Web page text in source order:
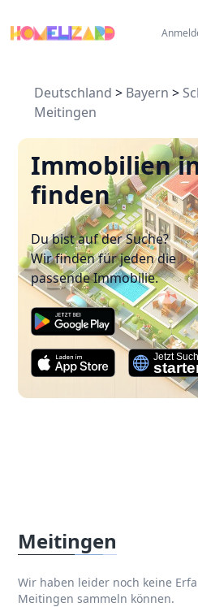
Deutschland > Bayern >
Meitingen
Immobilien
finden
Du bist auf der Suche?
Wir finden für jeden die
passende Immobilie.
Meitingen
Wir haben leider noch keine
Meitingen sammeln können.